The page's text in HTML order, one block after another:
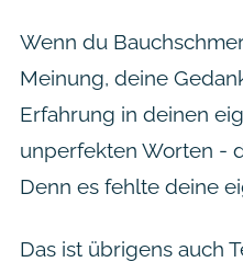
Wenn du
Meinung, deine
Erfahrung in deinen
unperfekten Worten -
Denn es fehlte deine
Das ist übrigens auch